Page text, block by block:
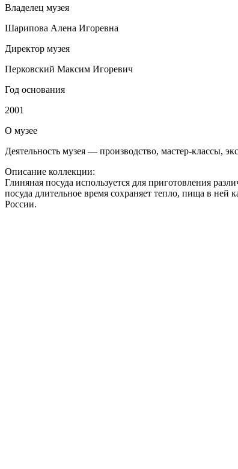
Владелец музея
Шарипова Алена Игоревна
Директор музея
Перковский Максим Игоревич
Год основания
2001
О музее
Деятельность музея — производство, мастер-классы,
Описание коллекции:
Глиняная посуда используется для приготовления
посуда длительное время сохраняет тепло, пища в ней
России.